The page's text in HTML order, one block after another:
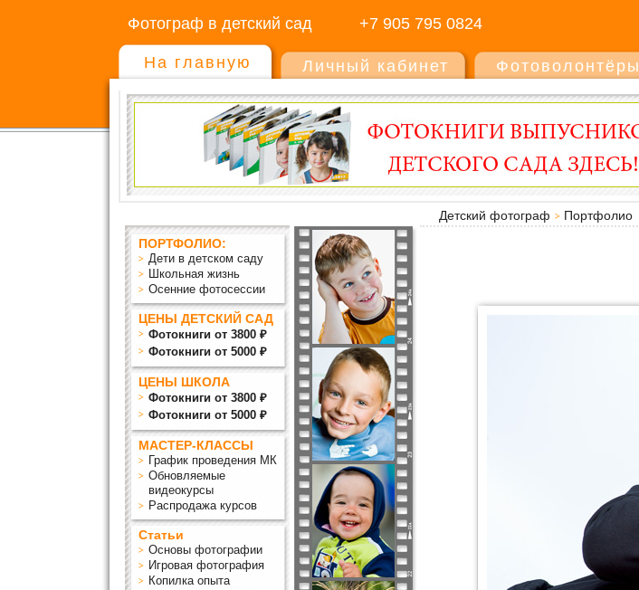
Фотограф в детский сад +7 905 795 0824
На главную Личный кабинет Фотоволонтёры
Детский фотограф
Портфолио
ПОРТФОЛИО:
Дети в детском саду
Школьная жизнь
Осенние фотосессии
ЦЕНЫ ДЕТСКИЙ САД
Фотокниги от 3800 ₽
Фотокниги от 5000 ₽
ЦЕНЫ ШКОЛА
Фотокниги от 3800 ₽
Фотокниги от 5000 ₽
МАСТЕР-КЛАССЫ
График проведения МК
Обновляемые
видеокурсы
Распродажа курсов
Статьи
Основы фотографии
Игровая фотография
Копилка опыта